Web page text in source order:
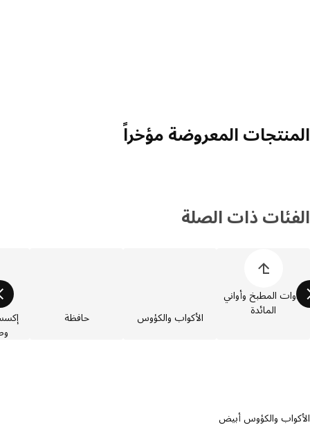
المعروضة مؤخراً
ذات الصلة
المطبخ وأواني
المائدة
الأكواب والكؤوس حافظة
والكؤوس أبيض